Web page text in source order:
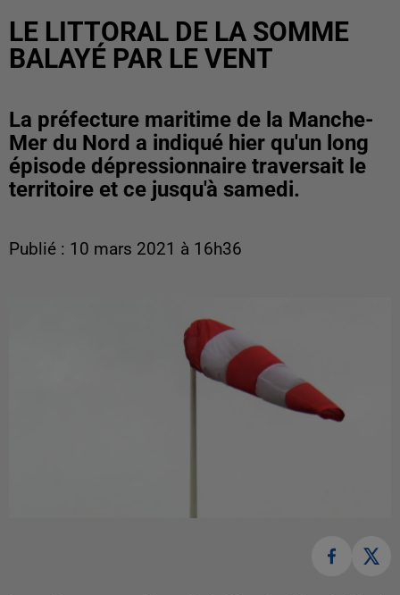
LE LITTORAL DE LA SOMME
BALAYÉ PAR LE VENT
La préfecture maritime de la Manche-
Mer du Nord a indiqué hier qu'un long
épisode dépressionnaire traversait le
territoire et ce jusqu'à samedi.
Publié : 10 mars 2021 à 16h36